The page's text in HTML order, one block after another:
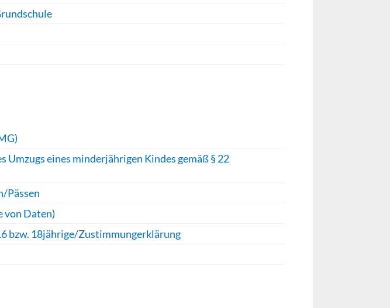
eines minderjährigen Kindes gemäß § 22
Pässen
von Daten)
bzw. 18jährige/Zustimmungerklärung